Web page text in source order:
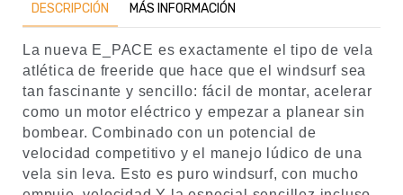
DESCRIPCIÓN MÁS INFORMACIÓN
La nueva E_PACE es exactamente el tipo de vela
atlética de freeride que hace que el windsurf sea
tan fascinante y sencillo: fácil de montar, acelerar
como un motor eléctrico y empezar a planear sin
bombear.Combinado con un potencial de
velocidad competitivo y el manejo lúdico de una
vela sin leva. Esto es puro windsurf, con mucho